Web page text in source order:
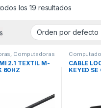
los 19 resultados
, Computadoras
2.1 TEXTIL M-
60HZ
para
CABLE
KEYED SE